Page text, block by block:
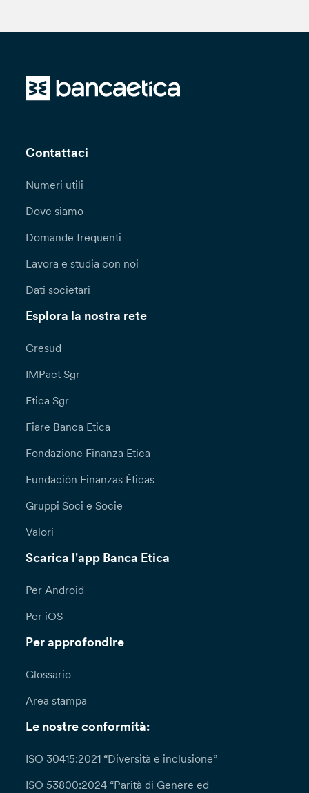
Contattaci
Numeri utili
Dove siamo
Domande frequenti
Lavora e studia con noi
Dati societari
Esplora la nostra rete
Cresud
IMPact Sgr
Etica Sgr
Fiare Banca Etica
Fondazione Finanza Etica
Fundación Finanzas Éticas
Gruppi Soci e Socie
Valori
Scarica l'app Banca Etica
Per Android
Per iOS
Per approfondire
Glossario
Area stampa
Le nostre conformità:
ISO 30415:2021 “Diversità e inclusione”
ISO 53800:2024 “Parità di Genere ed